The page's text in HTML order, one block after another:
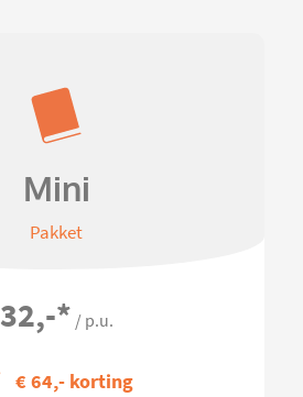
Mini
Pakket
32,-* / p.u.
€ 64,- korting